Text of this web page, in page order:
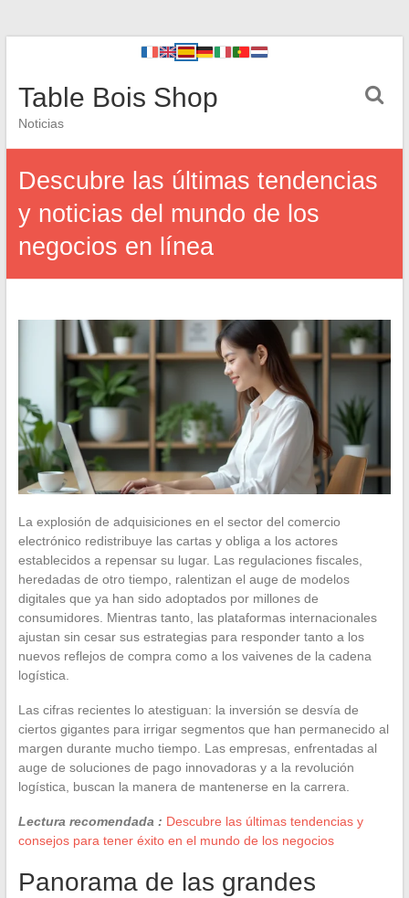
Table Bois Shop
Noticias
Descubre las últimas tendencias
y noticias del mundo de los
negocios en línea
La explosión de adquisiciones en el sector del comercio
electrónico redistribuye las cartas y obliga a los actores
establecidos a repensar su lugar. Las regulaciones fiscales,
heredadas de otro tiempo, ralentizan el auge de modelos
digitales que ya han sido adoptados por millones de
consumidores. Mientras tanto, las plataformas internacionales
ajustan sin cesar sus estrategias para responder tanto a los
nuevos reflejos de compra como a los vaivenes de la cadena
logística.
Las cifras recientes lo atestiguan: la inversión se desvía de
ciertos gigantes para irrigar segmentos que han permanecido al
margen durante mucho tiempo. Las empresas, enfrentadas al
auge de soluciones de pago innovadoras y a la revolución
logística, buscan la manera de mantenerse en la carrera.
Lectura recomendada : Descubre las últimas tendencias y
consejos para tener éxito en el mundo de los negocios
Panorama de las grandes